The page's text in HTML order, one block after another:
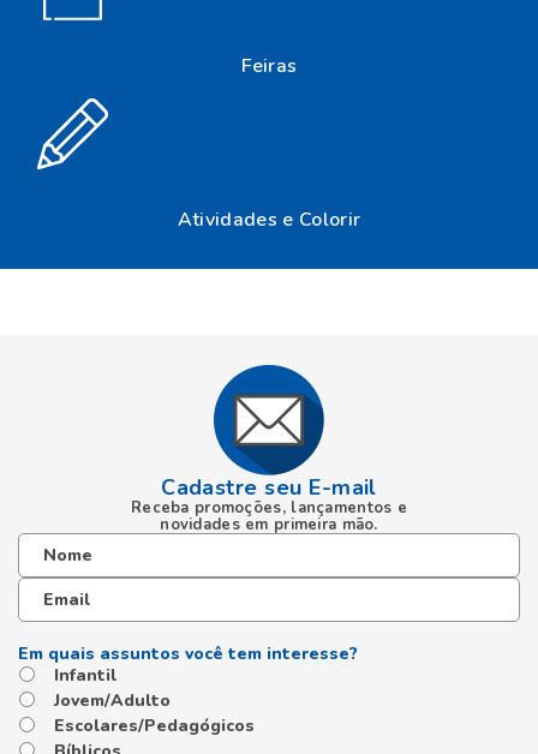
Cadastre seu E-mail
Receba promoções, lançamentos e
novidades em primeira mão.
Infantil
Jovem/Adulto
Escolares/Pedagógicos